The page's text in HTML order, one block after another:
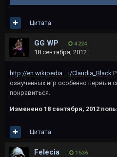
Цитата
GG WP 4 224
18 сентября, 2012
http://en.wikipedia....i/Claudia_Black
озвученных игр особенно первый
понравиться.
Изменено 18 сентября, 2012
Цитата
Felecia 1 536